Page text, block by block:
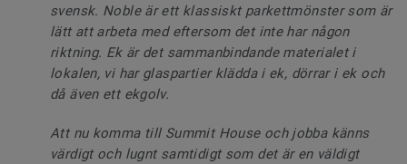
svensk. Noble är ett klassiskt parkettmönster som är
lätt att arbeta med eftersom det inte har någon
riktning. Ek är det sammanbindande materialet i
lokalen, vi har glaspartier klädda i ek, dörrar i ek och
då även ett ekgolv.
Att nu komma till Summit House och jobba känns
värdigt och lugnt samtidigt som det är en väldigt